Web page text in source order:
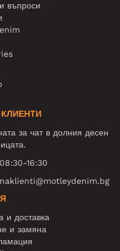
въпроси
за чат в долния десен
16:30
и доставка
и замяна